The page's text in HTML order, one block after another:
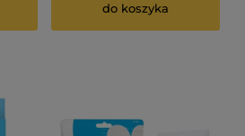
do koszyka